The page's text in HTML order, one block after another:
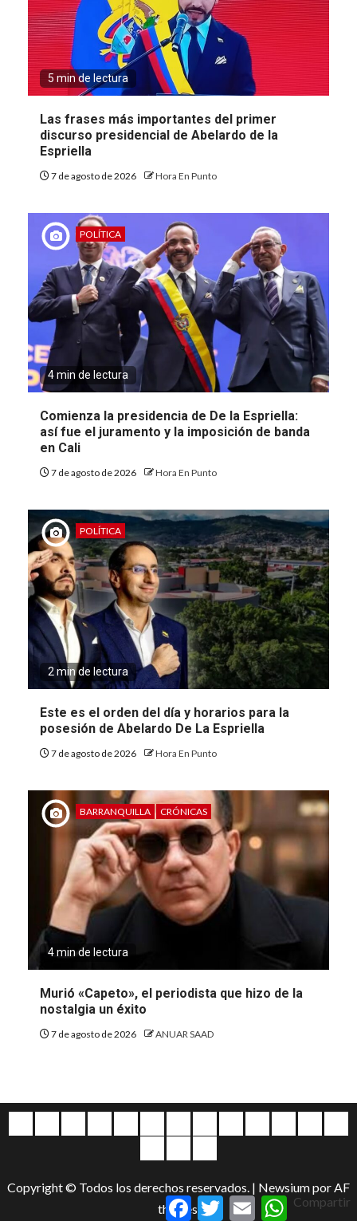
5 min de lectura
Las frases más importantes del primer
discurso presidencial de Abelardo de la
Espriella
7 de agosto de 2026 Hora En Punto
POLÍTICA
4 min de lectura
Comienza la presidencia de De la Espriella:
así fue el juramento y la imposición de banda
en Cali
7 de agosto de 2026 Hora En Punto
POLÍTICA
2 min de lectura
Este es el orden del día y horarios para la
posesión de Abelardo De La Espriella
7 de agosto de 2026 Hora En Punto
BARRANQUILLA CRÓNICAS
4 min de lectura
Murió «Capeto», el periodista que hizo de la
nostalgia un éxito
7 de agosto de 2026 ANUAR SAAD
Entretenimiento
Copyright © Todos los derechos reservados. | Newsiumpor AF
themes.FacebookTwitterEmail WhatsApp
Compartir